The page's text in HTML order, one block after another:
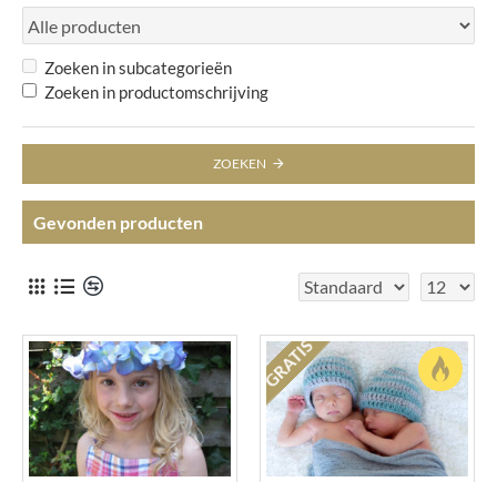
Zoeken in subcategorieën
Zoeken in productomschrijving
ZOEKEN
Gevonden producten
GRATIS